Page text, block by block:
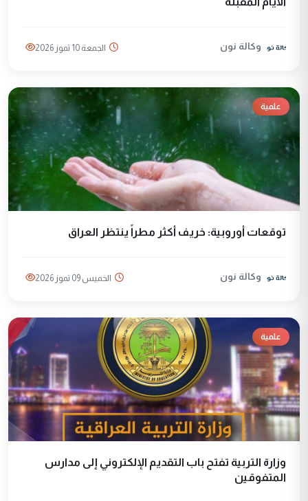
وكالة نون الجمعة 10 تموز 2026
علمية
توقعات أوروبية: خريف أكثر مطراً ينتظر العراق
وكالة نون الخميس 09 تموز 2026
علمية
وزارة التربية تفتح باب التقديم الإلكتروني إلى مدارس
المتفوقين